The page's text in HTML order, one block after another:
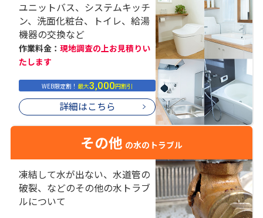
ユニットバス、システムキッチ
ン、洗面化粧台、トイレ、給湯
機器の交換など
作業料金： 現地調査の上お見積りい
たします
WEB限定割！最大3,000円割引
詳細はこちら
その他 の水のトラブル
凍結して水が出ない、水道管の
破裂、などのその他の水トラブ
ルについて